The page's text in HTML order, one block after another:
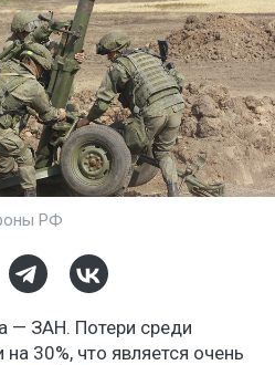
РФ
— ЗАН. Потери среди
30%, что является очень